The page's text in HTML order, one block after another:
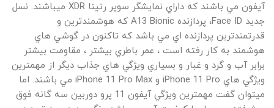
آيفون مي باشند که داراي نمايشگر سوپر رتينا XDR ميباشند. نسل
جديد Face ID، پردازنده A13 Bionic که هوشمندترين و
قدرتمندترين پردازنده اي مي باشد که تاکنون در گوشي هاي
هوشمند به کار رفته است ، عمر باطري بيشتر ، مقاومت بيشتر
برابر آب و گرد و غبار و بسياري ويژگي هاي جذاب ديگر از مهمترين
ويژگي هاي iPhone 11 Pro و iPhone 11 Pro Max مي باشند. اما
ميتوان گفت مهمترين ويژگي آيفون 11 پرو دوربين سه گانه فوق